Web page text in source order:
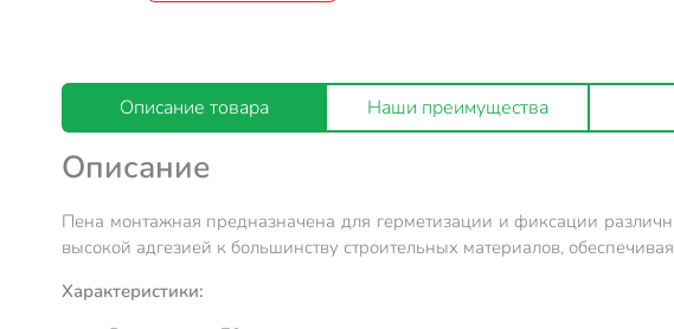
Описание товара Наши преимущества
Описание
Пена монтажная предназначена для герметизации и фиксации
высокой адгезией к большинству строительных материалов,
Характеристики: